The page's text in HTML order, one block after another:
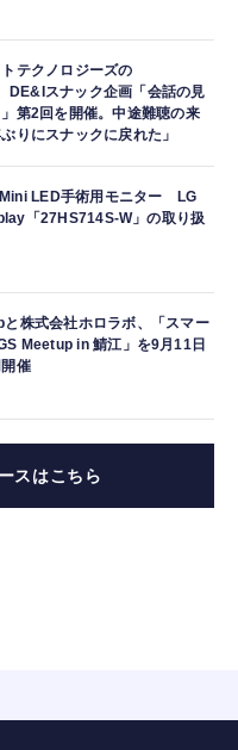
テクノロジーズの
DE&Iスナック企画「会話の見
第2回を開催。中途難聴の来
りにスナックに戻れた」
LED手術用モニター LG
「27HS714S-W」の取り扱
株式会社ホロラボ、「スマー
Meetup in 鯖江」を9月11日
開催
スはこちら